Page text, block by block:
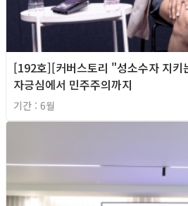
[192호][커버스토리 "성소수자 지키
자긍심에서 민주주의까지
기간 : 6월